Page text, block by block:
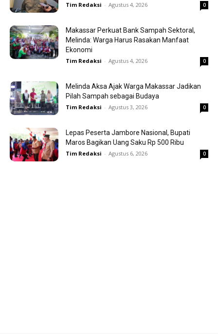
Tim Redaksi - Agustus 4, 2026 0
Makassar Perkuat Bank Sampah Sektoral,
Melinda: Warga Harus Rasakan Manfaat
Ekonomi
Tim Redaksi - Agustus 4, 2026 0
Melinda Aksa Ajak Warga Makassar Jadikan
Pilah Sampah sebagai Budaya
Tim Redaksi - Agustus 3, 2026 0
Lepas Peserta Jambore Nasional, Bupati
Maros Bagikan Uang Saku Rp 500 Ribu
Tim Redaksi - Agustus 6, 2026 0